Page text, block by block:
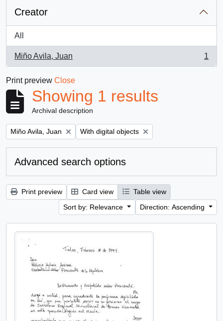
Creator
All
Miño Avila, Juan
, 1 results
1
Print preview Close
Showing 1 results
Archival description
Remove filter:
Miño Avila, Juan Remove filter:
With digital objects
Advanced search options
Print preview Card view
Table view
Sort by: Relevance
Direction: Ascending